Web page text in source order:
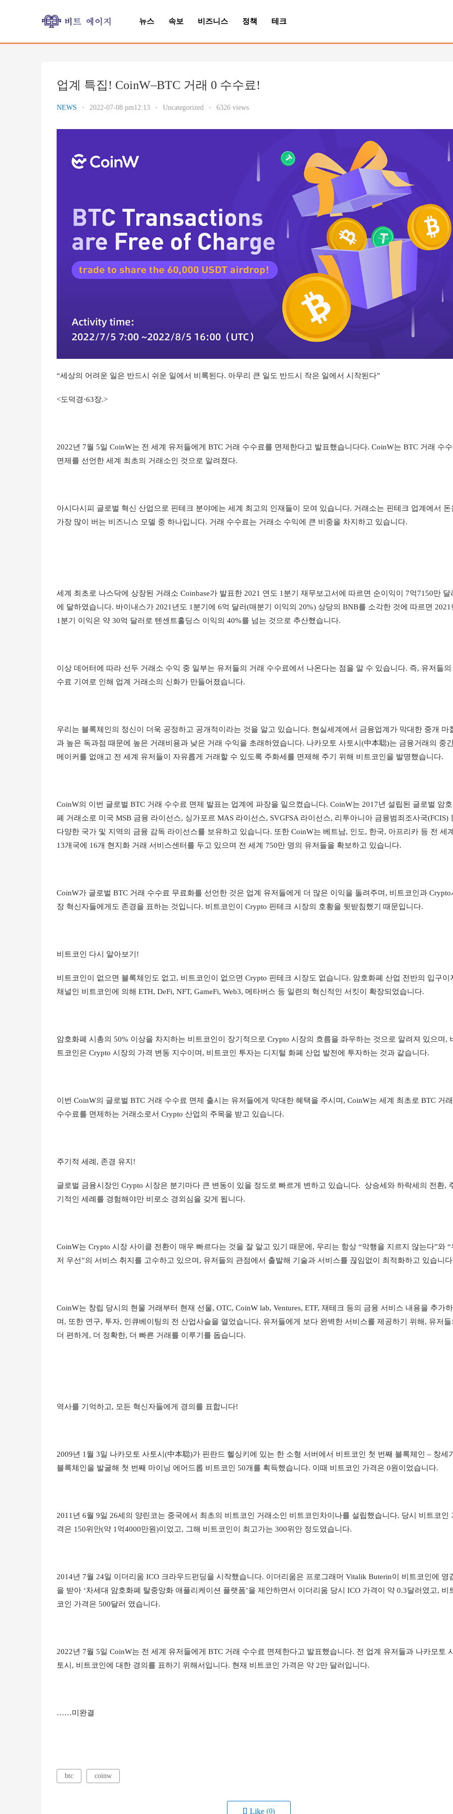
뉴스 속보 비즈니스 정책 테크
업계 특집! CoinW–BTC 거래 0 수수료!
NEWS • 2022-07-08 pm12:13 • Uncategorized • 6326 views
“세상의 어려운 일은 반드시 쉬운 일에서 비록된다. 아무리 큰 일도 반드시 작은 일에서 시작된다”
<도덕경·63장.>
2022년 7월 5일 CoinW는 전 세계 유저들에게 BTC 거래 수수료를 면제한다고 발표했습니다다. CoinW는 BTC 거래 수
면제를 선언한 세계 최초의 거래소인 것으로 알려졌다.
아시다시피 글로벌 혁신 산업으로 핀테크 분야에는 세계 최고의 인재들이 모여 있습니다. 거래소는 핀테크 업계에서 돈
가장 많이 버는 비즈니스 모델 중 하나입니다. 거래 수수료는 거래소 수익에 큰 비중을 차지하고 있습니다.
세계 최초로 나스닥에 상장된 거래소 Coinbase가 발표한 2021 연도 1분기 재무보고서에 따르면 순이익이 7억7150만 달
에 달하였습니다. 바이내스가 2021년도 1분기에 6억 달러(매분기 이익의 20%) 상당의 BNB를 소각한 것에 따르면 2021
1분기 이익은 약 30억 달러로 텐센트홀딩스 이익의 40%를 넘는 것으로 추산했습니다.
이상 데어터에 따라 선두 거래소 수익 중 일부는 유저들의 거래 수수료에서 나온다는 점을 알 수 있습니다. 즉, 유저들의
수료 기여로 인해 업계 거래소의 신화가 만들어졌습니다.
우리는 블록체인의 정신이 더욱 공정하고 공개적이라는 것을 알고 있습니다. 현실세계에서 금융업계가 막대한 중개 마
과 높은 독과점 때문에 높은 거래비용과 낮은 거래 수익을 초래하였습니다. 나카모토 사토시(中本聪)는 금융거래의 중
메이커를 없애고 전 세계 유저들이 자유롭게 거래할 수 있도록 주화세를 면제해 주기 위해 비트코인을 발명했습니다.
CoinW의 이번 글로벌 BTC 거래 수수료 면제 발표는 업계에 파장을 일으켰습니다. CoinW는 2017년 설립된 글로벌 암
폐 거래소로 미국 MSB 금융 라이선스, 싱가포르 MAS 라이선스, SVGFSA 라이선스, 리투아니아 금융범죄조사국(FCIS)
다양한 국가 및 지역의 금융 감독 라이선스를 보유하고 있습니다. 또한 CoinW는 베트남, 인도, 한국, 아프리카 등 전 세
13개국에 16개 현지화 거래 서비스센터를 두고 있으며 전 세계 750만 명의 유저들을 확보하고 있습니다.
CoinW가 글로벌 BTC 거래 수수료 무료화를 선언한 것은 업계 유저들에게 더 많은 이익을 돌려주며, 비트코인과 Crypto
장 혁신자들에게도 존경을 표하는 것입니다. 비트코인이 Crypto 핀테크 시장의 호황을 뒷받침했기 때문입니다.
비트코인 다시 알아보기!
비트코인이 없으면 블록체인도 없고, 비트코인이 없으면 Crypto 핀테크 시장도 없습니다. 암호화폐 산업 전반의 입구이
채널인 비트코인에 의해 ETH, DeFi, NFT, GameFi, Web3, 메타버스 등 일련의 혁신적인 서킷이 확장되었습니다.
암호화폐 시총의 50% 이상을 차지하는 비트코인이 장기적으로 Crypto 시장의 흐름을 좌우하는 것으로 알려져 있으며,
트코인은 Crypto 시장의 가격 변동 지수이며, 비트코인 투자는 디지털 화폐 산업 발전에 투자하는 것과 같습니다.
이번 CoinW의 글로벌 BTC 거래 수수료 면제 출시는 유저들에게 막대한 혜택을 주시며, CoinW는 세계 최초로 BTC 거래
수수료를 면제하는 거래소로서 Crypto 산업의 주목을 받고 있습니다.
주기적 세례, 존경 유지!
글로벌 금융시장인 Crypto 시장은 분기마다 큰 변동이 있을 정도로 빠르게 변하고 있습니다.  상승세와 하락세의 전환,
기적인 세례를 경험해야만 비로소 경외심을 갖게 됩니다.
CoinW는 Crypto 시장 사이클 전환이 매우 빠르다는 것을 잘 알고 있기 때문에, 우리는 항상 “악행을 지르지 않는다”와 “
저 우선”의 서비스 취지를 고수하고 있으며, 유저들의 관점에서 출발해 기술과 서비스를 끊임없이 최적화하고 있습니
CoinW는 창립 당시의 현물 거래부터 현재 선물, OTC, CoinW lab, Ventures, ETF, 재테크 등의 금융 서비스 내용을 추가하
며, 또한 연구, 투자, 인큐베이팅의 전 산업사슬을 열었습니다. 유저들에게 보다 완벽한 서비스를 제공하기 위해, 유저들
더 편하게, 더 정확한, 더 빠른 거래를 이루기를 돕습니다.
역사를 기억하고, 모든 혁신자들에게 경의를 표합니다!
2009년 1월 3일 나카모토 사토시(中本聪)가 핀란드 헬싱키에 있는 한 소형 서버에서 비트코인 첫 번째 블록체인 – 창세
블록체인을 발굴해 첫 번째 마이닝 에어드롭 비트코인 50개를 획득했습니다. 이때 비트코인 가격은 0원이었습니다.
2011년 6월 9일 26세의 양린코는 중국에서 최초의 비트코인 거래소인 비트코인차이나를 설립했습니다. 당시 비트코인
격은 150위안(약 1억4000만원)이었고, 그해 비트코인이 최고가는 300위안 정도였습니다.
2014년 7월 24일 이더리움 ICO 크라우드펀딩을 시작했습니다. 이더리움은 프로그래머 Vitalik Buterin이 비트코인에 영
을 받아 ‘차세대 암호화폐 탈중앙화 애플리케이션 플랫폼’을 제안하면서 이더리움 당시 ICO 가격이 약 0.3달러였고, 비
코인 가격은 500달러 였습니다.
2022년 7월 5일 CoinW는 전 세계 유저들에게 BTC 거래 수수료 면제한다고 발표했습니다. 전 업계 유저들과 나카모토
토시, 비트코인에 대한 경의를 표하기 위해서입니다. 현재 비트코인 가격은 약 2만 달러입니다.
……미완결
btc coinw
Like (0)